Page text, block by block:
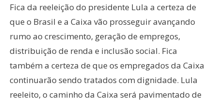
Fica da reeleição do presidente Lula a certeza de
que o Brasil e a Caixa vão prosseguir avançando
rumo ao crescimento, geração de empregos,
distribuição de renda e inclusão social. Fica
também a certeza de que os empregados da Caixa
continuarão sendo tratados com dignidade. Lula
reeleito, o caminho da Caixa será pavimentado de